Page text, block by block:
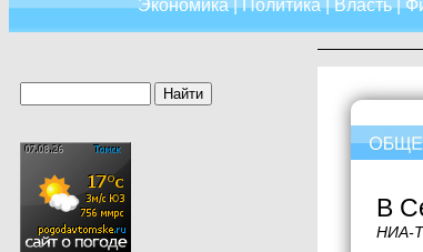
Экономика|Политика|Власть|
В
НИА-